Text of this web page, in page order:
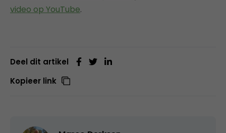
video op YouTube.
Deel dit artikel
Kopieer link